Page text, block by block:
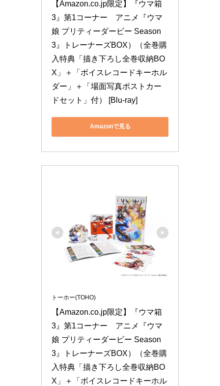
【Amazon.co.jp限定】『ウマ箱
3』第1コーナー　アニメ『ウマ
娘 プリティーダービー Season
3』トレーナーズBOX）（全巻購
入特典「描き下ろし全巻収納BO
X」＋「ボイスレコードキーホル
ダー」＋「場面写真ポストカー
ドセット」付） [Blu-ray]
Amazonで見る
トーホー(TOHO)
【Amazon.co.jp限定】『ウマ箱
3』第1コーナー　アニメ『ウマ
娘 プリティーダービー Season
3』トレーナーズBOX）（全巻購
入特典「描き下ろし全巻収納BO
X」＋「ボイスレコードキーホル